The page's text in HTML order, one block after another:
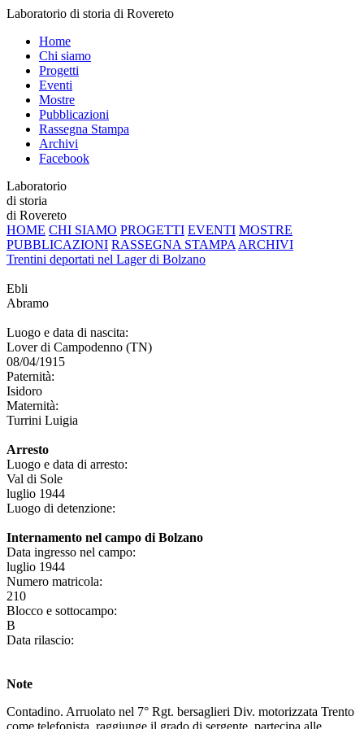
Laboratorio di storia di Rovereto
Home
Chi siamo
Progetti
Eventi
Mostre
Pubblicazioni
Rassegna Stampa
Archivi
Facebook
Laboratorio
di storia
di Rovereto
HOME CHI SIAMO PROGETTI EVENTI MOSTRE
PUBBLICAZIONI RASSEGNA STAMPA ARCHIVI
Trentini deportati nel Lager di Bolzano
Ebli
Abramo
Luogo e data di nascita:
Lover di Campodenno (TN)
08/04/1915
Paternità:
Isidoro
Maternità:
Turrini Luigia
Arresto
Luogo e data di arresto:
Val di Sole
luglio 1944
Luogo di detenzione:
Internamento nel campo di Bolzano
Data ingresso nel campo:
luglio 1944
Numero matricola:
210
Blocco e sottocampo:
B
Data rilascio:
Note
Contadino. Arruolato nel 7° Rgt. bersaglieri Div. motorizzata Trento
come telefonista, raggiunge il grado di sergente, partecipa alle